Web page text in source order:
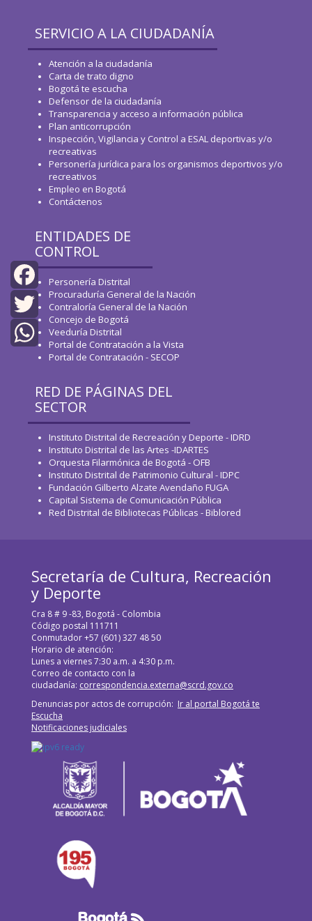
Facebook
Twitter
WhatsApp
SERVICIO A LA CIUDADANÍA
Atención a la ciudadanía
Carta de trato digno
Bogotá te escucha
Defensor de la ciudadanía
Transparencia y acceso a información pública
Plan anticorrupción
Inspección, Vigilancia y Control a ESAL deportivas y/o
recreativas
Personería jurídica para los organismos deportivos y/o
recreativos
Empleo en Bogotá
Contáctenos
ENTIDADES DE
CONTROL
Personería Distrital
Procuraduría General de la Nación
Contraloría General de la Nación
Concejo de Bogotá
Veeduría Distrital
Portal de Contratación a la Vista
Portal de Contratación - SECOP
RED DE PÁGINAS DEL
SECTOR
Instituto Distrital de Recreación y Deporte - IDRD
Instituto Distrital de las Artes -IDARTES
Orquesta Filarmónica de Bogotá - OFB
Instituto Distrital de Patrimonio Cultural - IDPC
Fundación Gilberto Alzate Avendaño FUGA
Capital Sistema de Comunicación Pública
Red Distrital de Bibliotecas Públicas - Biblored
Secretaría de Cultura, Recreación
y Deporte
Cra 8 # 9 -83, Bogotá - Colombia
Código postal 111711
Conmutador +57 (601) 327 48 50
Horario de atención:
Lunes a viernes 7:30 a.m. a 4:30 p.m.
Correo de contacto con la
ciudadanía: correspondencia.externa@scrd.gov.co
Denuncias por actos de corrupción: Ir al portal Bogotá te
Escucha
Notificaciones judiciales